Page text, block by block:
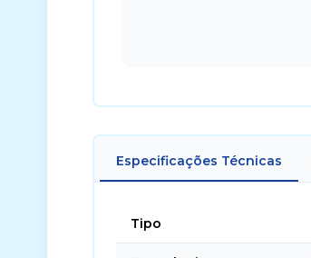
Especificações Técnicas
Tipo